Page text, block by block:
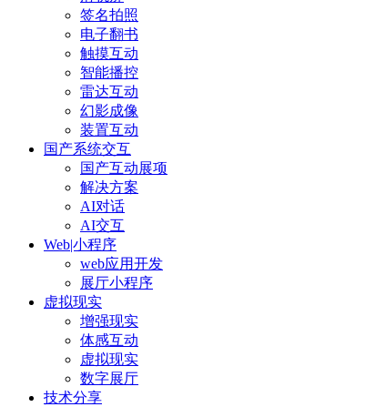
签名拍照
电子翻书
触摸互动
智能播控
雷达互动
幻影成像
装置互动
国产系统交互
国产互动展项
解决方案
AI对话
AI交互
Web|小程序
web应用开发
展厅小程序
虚拟现实
增强现实
体感互动
虚拟现实
数字展厅
技术分享